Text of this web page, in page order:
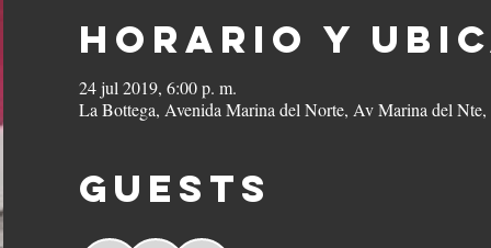
Horario y
24 jul 2019, 6:00 p. m.
La Bottega, Avenida Marina del Norte, Av Marina del Nte,
Guests